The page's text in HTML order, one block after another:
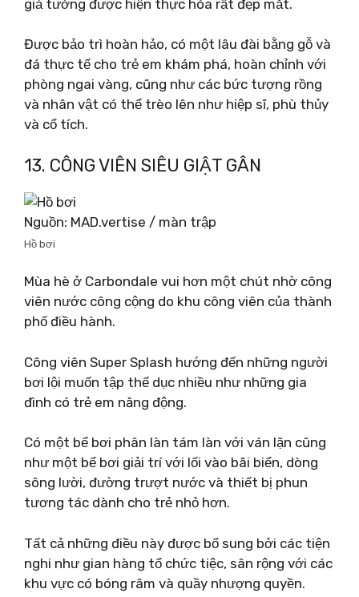
giả tưởng được hiện thực hóa rất đẹp mắt.
Được bảo trì hoàn hảo, có một lâu đài bằng gỗ và
đá thực tế cho trẻ em khám phá, hoàn chỉnh với
phòng ngai vàng, cũng như các bức tượng rồng
và nhân vật có thể trèo lên như hiệp sĩ, phù thủy
và cổ tích.
13. CÔNG VIÊN SIÊU GIẬT GÂN
Nguồn: MAD.vertise / màn trập
Hồ bơi
Mùa hè ở Carbondale vui hơn một chút nhờ công
viên nước công cộng do khu công viên của thành
phố điều hành.
Công viên Super Splash hướng đến những người
bơi lội muốn tập thể dục nhiều như những gia
đình có trẻ em năng động.
Có một bể bơi phân làn tám làn với ván lặn cũng
như một bể bơi giải trí với lối vào bãi biển, dòng
sông lười, đường trượt nước và thiết bị phun
tương tác dành cho trẻ nhỏ hơn.
Tất cả những điều này được bổ sung bởi các tiện
nghi như gian hàng tổ chức tiệc, sân rộng với các
khu vực có bóng râm và quầy nhượng quyền.